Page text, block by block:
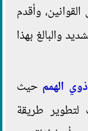
وأقدم
والبالغ بهذا
ذوي الهمم حيث
لتطوير طريقة